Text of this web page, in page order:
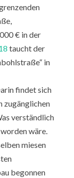
€ in der
taucht der
in
findet sich
zugänglichen
verständlich
wäre.
miesen
begonnen